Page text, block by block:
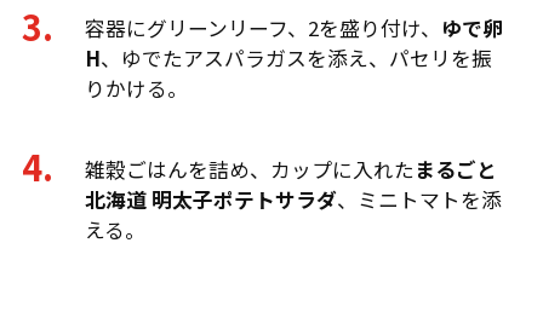
容器にグリーンリーフ、2を盛り付け、 ゆで卵
H、ゆでたアスパラガスを添え、パセリを振
りかける。
雑穀ごはんを詰め、カップに入れた まるごと
北海道 明太子ポテトサラダ、ミニトマトを添
える。